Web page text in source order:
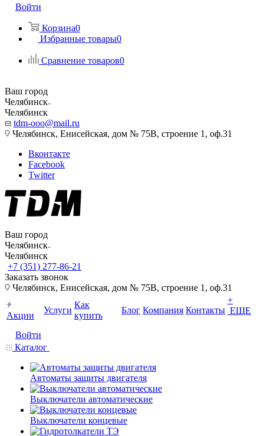
Войти
Корзина0
Избранные товары0
Сравнение товаров0
Ваш город
Челябинск
Челябинск
tdm-ooo@mail.ru
Челябинск, Енисейская, дом № 75В, строение 1, оф.31
Вконтакте
Facebook
Twitter
Ваш город
Челябинск
Челябинск
+7 (351) 277-86-21
Заказать звонок
Челябинск, Енисейская, дом № 75В, строение 1, оф.31
Акции
Услуги
Как
купить
Блог Компания Контакты
+
ЕЩЕ
Войти
Каталог
Автоматы защиты двигателя
Выключатели автоматические
Выключатели концевые